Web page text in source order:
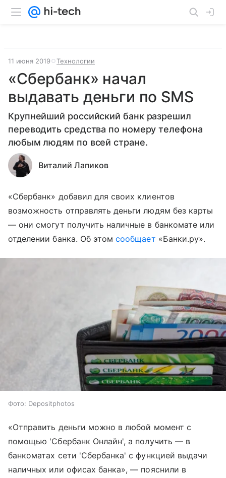
11 июня 2019 Технологии
«Сбербанк» начал
выдавать деньги по SMS
Крупнейший российский банк разрешил
переводить средства по номеру телефона
любым людям по всей стране.
Виталий Лапиков
«Сбербанк» добавил для своих клиентов
возможность отправлять деньги людям без карты
— они смогут получить наличные в банкомате или
отделении банка. Об этомсообщает «Банки.ру».
Фото: Depositphotos
«Отправить деньги можно в любой момент с
помощью 'Сбербанк Онлайн', а получить — в
банкоматах сети 'Сбербанка' с функцией выдачи
наличных или офисах банка», — пояснили в